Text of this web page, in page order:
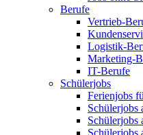
Berufe
Vertrieb-
Logistik-
Marketing-
IT-Berufe
Schülerjobs
Ferienjobs
Schülerjobs
Schülerjobs
Schülerjobs